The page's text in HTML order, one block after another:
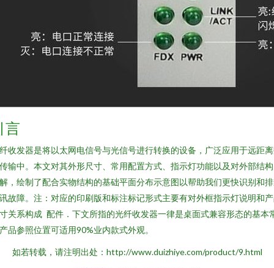
言
收发器是将以太网电信号与光信号进行转换的设备，广泛应用于远距
输中。本文对其外形尺寸、常用配置方式、指示灯功能以及对外部结
，绘制了配合实物结构的基础平面分布示意图以帮助我们更快识别和
故障‌。注：对应的印刷版和标注标记形式主要有对外框指示灯说明和
关系构成 配件．下文所指的光纤收发器一律是桌面式兼容形态的基本
品参照位置可适用90%业内款式外观。
如若转载，请注明出处：http://www.duizhiye.com/product/9.html